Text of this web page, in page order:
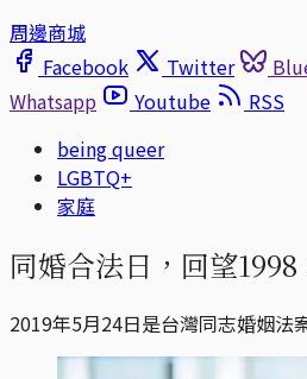
周邊商城
Facebook
Twitter
Whatsapp
Youtube
RSS
being queer
LGBTQ+
家庭
同婚合法日，回望
2019年5月24日是台灣同志婚姻法